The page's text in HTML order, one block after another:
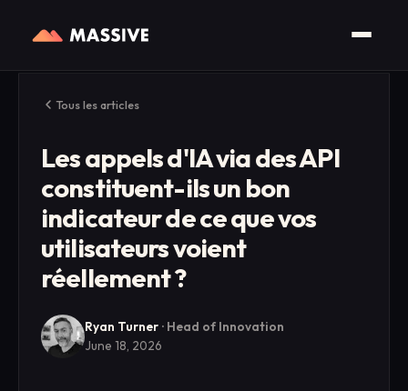
Tous les articles
Les appels d'IA via des API
constituent-ils un bon
indicateur de ce que vos
utilisateurs voient
réellement ?
Ryan Turner · Head of Innovation
June 18, 2026